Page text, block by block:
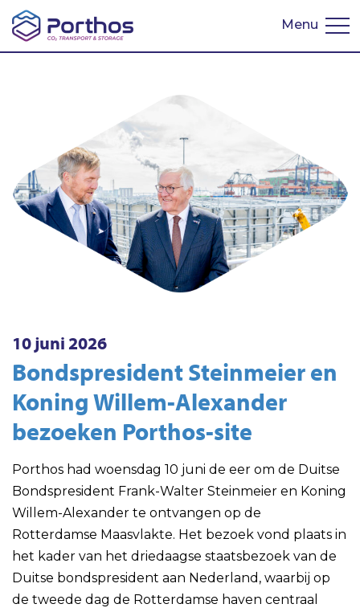
Menu
English
10 juni 2026
Bondspresident Steinmeier en
Koning Willem-Alexander
bezoeken Porthos-site
Porthos had woensdag 10 juni de eer om de Duitse
Bondspresident Frank-Walter Steinmeier en Koning
Willem-Alexander te ontvangen op de
Rotterdamse Maasvlakte. Het bezoek vond plaats in
het kader van het driedaagse staatsbezoek van de
Duitse bondspresident aan Nederland, waarbij op
de tweede dag de Rotterdamse haven centraal